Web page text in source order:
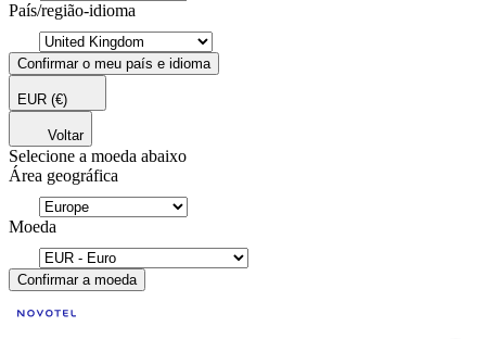
País/região-idioma
Confirmar o meu país e idioma
EUR (€)
Voltar
Selecione a moeda abaixo
Área geográfica
Moeda
Confirmar a moeda